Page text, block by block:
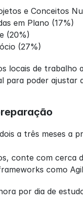
e Conceitos
em Plano (17%)
(20%)
(27%)
locais de trabalho
para poder ajustar
a três meses a
conte com cerca
como
por dia de